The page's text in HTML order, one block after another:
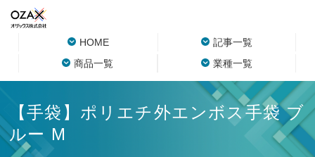
HOME
記事一覧
商品一覧
業種一覧
【手袋】ポリエチ外エンボス手袋 ブ
ルー M